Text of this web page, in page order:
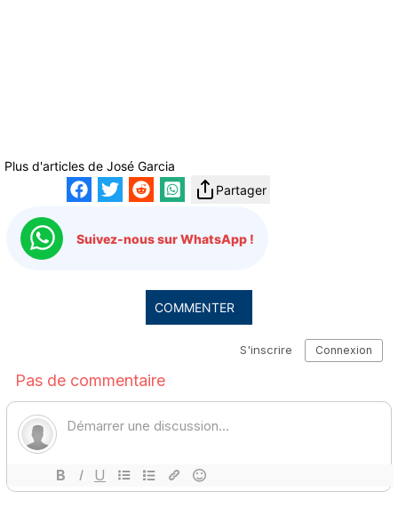
Plus d'articles de José Garcia
Partager
Suivez-nous sur WhatsApp !
COMMENTER